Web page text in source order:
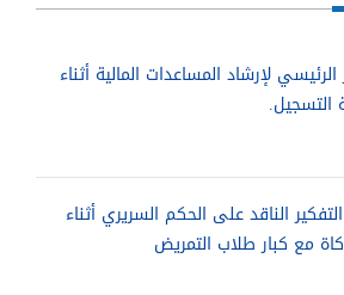
الرئيسي لإرشاد المساعدات المالية أثناء
التسجيل.
التفكير الناقد على الحكم السريري أثناء
مع كبار طلاب التمريض